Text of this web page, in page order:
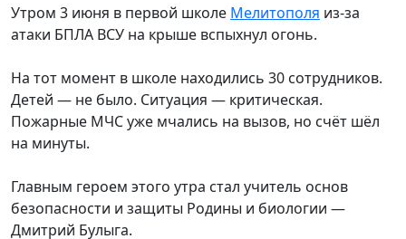
Утром 3 июня в первой школе Мелитополя из-за
атаки БПЛА ВСУ на крыше вспыхнул огонь.
На тот момент в школе находились 30 сотрудников.
Детей — не было. Ситуация — критическая.
Пожарные МЧС уже мчались на вызов, но счёт шёл
на минуты.
Главным героем этого утра стал учитель основ
безопасности и защиты Родины и биологии —
Дмитрий Булыга.